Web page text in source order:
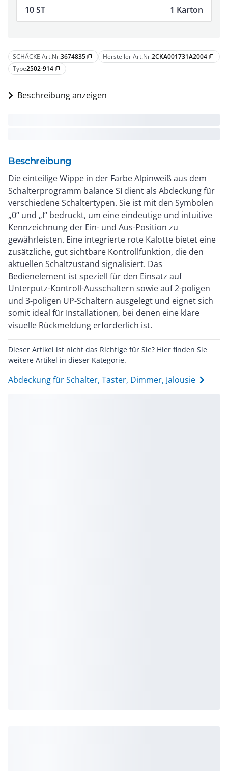
SCHÄCKE Art.Nr.3674835 content_copy Hersteller Art.Nr.2CKA001731A2004 content_copy
Type2502-914 content_copy
Beschreibung anzeigen
Beschreibung
Die einteilige Wippe in der Farbe Alpinweiß aus dem
Schalterprogramm balance SI dient als Abdeckung für
verschiedene Schaltertypen. Sie ist mit den Symbolen
„0“ und „I“ bedruckt, um eine eindeutige und intuitive
Kennzeichnung der Ein- und Aus-Position zu
gewährleisten. Eine integrierte rote Kalotte bietet eine
zusätzliche, gut sichtbare Kontrollfunktion, die den
aktuellen Schaltzustand signalisiert. Das
Bedienelement ist speziell für den Einsatz auf
Unterputz-Kontroll-Ausschaltern sowie auf 2-poligen
und 3-poligen UP-Schaltern ausgelegt und eignet sich
somit ideal für Installationen, bei denen eine klare
visuelle Rückmeldung erforderlich ist.
Dieser Artikel ist nicht das Richtige für Sie? Hier finden Sie
weitere Artikel in dieser Kategorie.
Abdeckung für Schalter, Taster, Dimmer, Jalousie
10 ST 1 Karton